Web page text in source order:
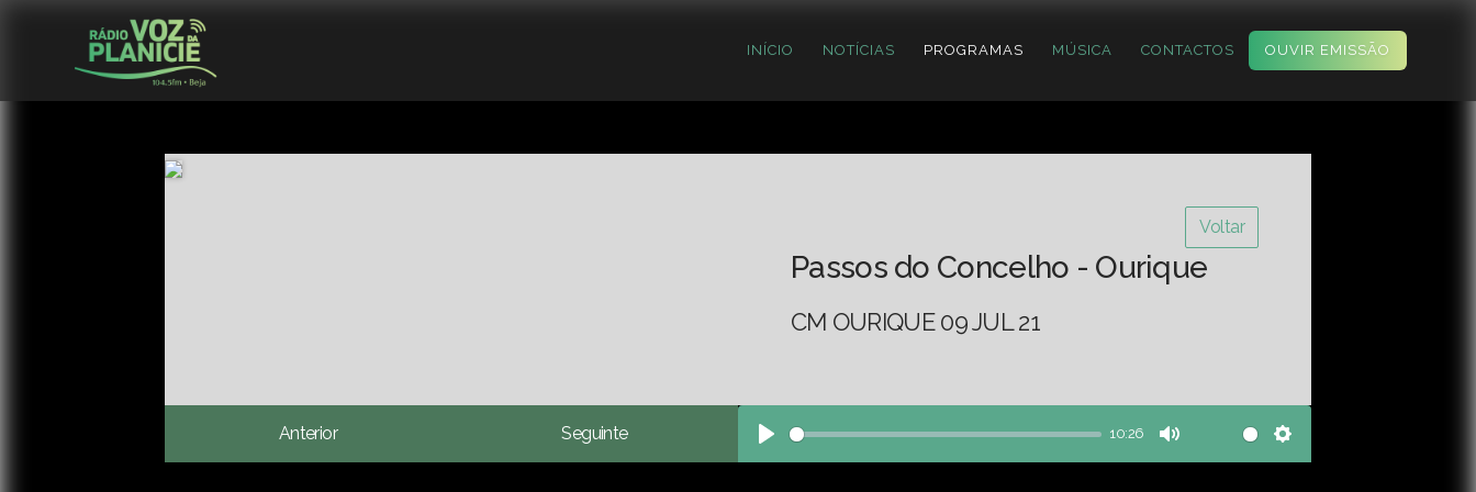
INÍCIO NOTÍCIAS PROGRAMAS MÚSICA CONTACTOS OUVIR EMISSÃO
Voltar
Passos do Concelho - Ourique
CM OURIQUE 09 JUL 21
Anterior Seguinte
Play
10:26
Mute Settings